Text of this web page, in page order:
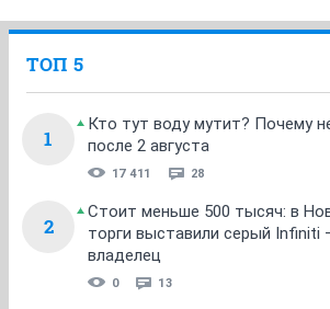
ТОП 5
1
Кто тут воду мутит? Почему
после 2 августа
17 411 28
2
Стоит меньше 500 тысяч: в
торги выставили серый Infiniti
владелец
0 13